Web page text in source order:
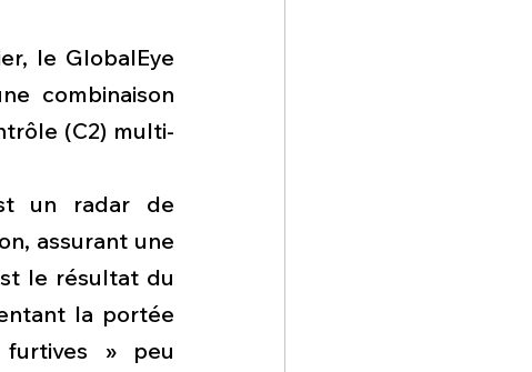
le GlobalEye
combinaison
(C2) multi-
un radar de
assurant une
le résultat du
la portée
» peu